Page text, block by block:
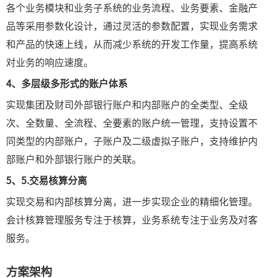
各个业务模块和业务子系统的业务流程、业务要素、金融产
品等采用参数化设计，通过灵活的参数配置，实现业务需求
和产品的快速上线，从而减少系统的开发工作量，提高系统
对业务的响应速度。
4、 多层级多形式的账户体系
实现集团及财司外部银行账户和内部账户的全类型、全级
次、全数量、全流程、全要素的账户统一管理，支持设置不
同类型的内部账户，子账户及二级虚拟子账户，支持维护内
部账户和外部银行账户的关联。
5、 5.交易核算分离
实现交易和内部核算分离，进一步实现企业的精细化管理。
会计核算管理服务专注于核算，业务系统专注于业务及对客
服务。
方案架构